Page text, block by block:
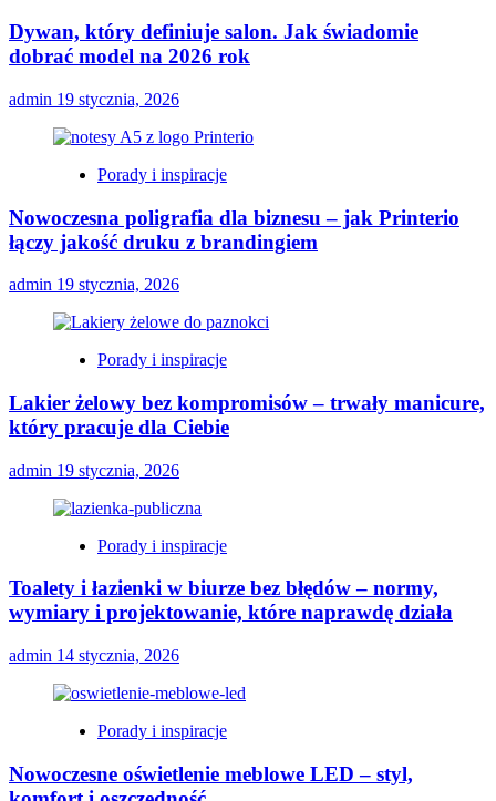
Dywan, który definiuje salon. Jak świadomie
dobrać model na 2026 rok
admin 19 stycznia, 2026
Porady i inspiracje
Nowoczesna poligrafia dla biznesu – jak Printerio
łączy jakość druku z brandingiem
admin 19 stycznia, 2026
Porady i inspiracje
Lakier żelowy bez kompromisów – trwały manicure,
który pracuje dla Ciebie
admin 19 stycznia, 2026
Porady i inspiracje
Toalety i łazienki w biurze bez błędów – normy,
wymiary i projektowanie, które naprawdę działa
admin 14 stycznia, 2026
Porady i inspiracje
Nowoczesne oświetlenie meblowe LED – styl,